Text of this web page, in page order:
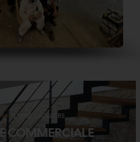
STAME ESCALIERS
COMMERCIALE